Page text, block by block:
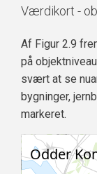
Værdikort -
Af Figur 2.9
på
svært at se
bygninger,
markeret.